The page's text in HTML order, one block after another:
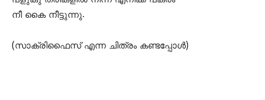
നീ കൈ നീട്ടുന്നു.
(സാക്രിഫൈസ് എന്ന ചിത്രം കണ്ടപ്പോള്‍)